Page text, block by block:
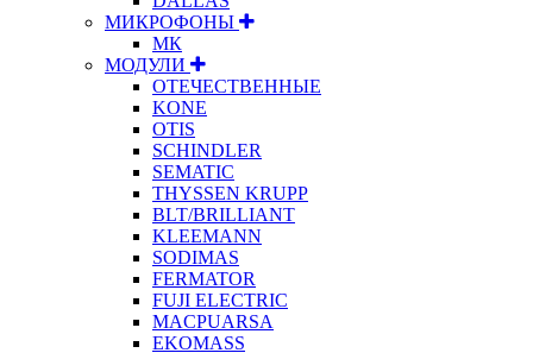
МИКРОФОНЫ
МК
МОДУЛИ
ОТЕЧЕСТВЕННЫЕ
KONE
OTIS
SCHINDLER
SEMATIC
THYSSEN KRUPP
BLT/BRILLIANT
KLEEMANN
SODIMAS
FERMATOR
FUJI ELECTRIC
MACPUARSA
EKOMASS